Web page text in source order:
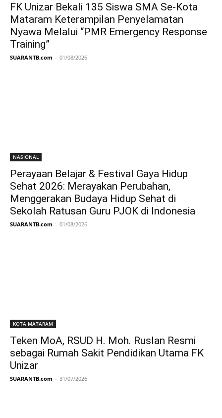
FK Unizar Bekali 135 Siswa SMA Se-Kota
Mataram Keterampilan Penyelamatan
Nyawa Melalui “PMR Emergency Response
Training”
SUARANTB.com - 01/08/2026
NASIONAL
Perayaan Belajar & Festival Gaya Hidup
Sehat 2026: Merayakan Perubahan,
Menggerakan Budaya Hidup Sehat di
Sekolah Ratusan Guru PJOK di Indonesia
SUARANTB.com - 01/08/2026
KOTA MATARAM
Teken MoA, RSUD H. Moh. Ruslan Resmi
sebagai Rumah Sakit Pendidikan Utama FK
Unizar
SUARANTB.com - 31/07/2026